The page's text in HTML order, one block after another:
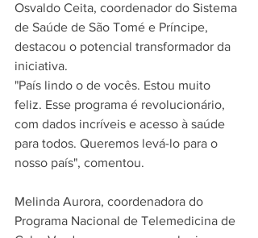
Osvaldo Ceita, coordenador do Sistema
de Saúde de São Tomé e Príncipe,
destacou o potencial transformador da
iniciativa.
"País lindo o de vocês. Estou muito
feliz. Esse programa é revolucionário,
com dados incríveis e acesso à saúde
para todos. Queremos levá-lo para o
nosso país", comentou.
Melinda Aurora, coordenadora do
Programa Nacional de Telemedicina de